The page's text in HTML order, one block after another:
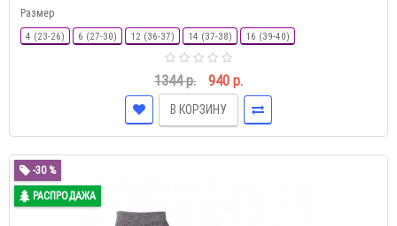
Размер
4 (23-26) 6 (27-30) 12 (36-37) 14 (37-38) 16 (39-40)
1344 р. 940 р.
В КОРЗИНУ
-30 %
РАСПРОДАЖА